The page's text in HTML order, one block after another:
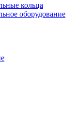
кольца
оборудование